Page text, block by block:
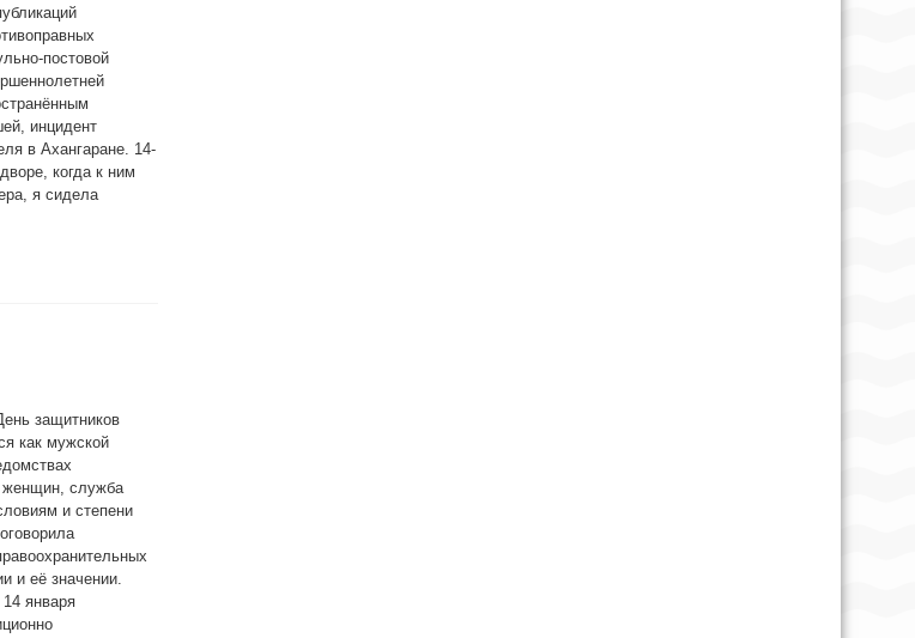
постовой
инцидент
в Ахангаране. 14-
когда к ним
я сидела
защитников
как мужской
женщин, служба
и степени
и её значении.
января